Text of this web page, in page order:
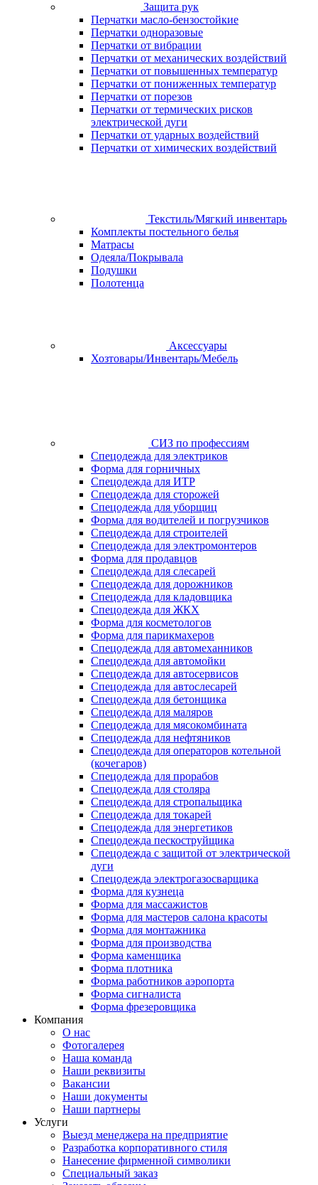
Защита рук
Перчатки масло-бензостойкие
Перчатки одноразовые
Перчатки от вибрации
Перчатки от механических воздействий
Перчатки от повышенных температур
Перчатки от пониженных температур
Перчатки от порезов
Перчатки от термических рисков
электрической дуги
Перчатки от ударных воздействий
Перчатки от химических воздействий
Текстиль/Мягкий инвентарь
Комплекты постельного белья
Матрасы
Одеяла/Покрывала
Подушки
Полотенца
Аксессуары
Хозтовары/Инвентарь/Мебель
СИЗ по профессиям
Спецодежда для электриков
Форма для горничных
Спецодежда для ИТР
Спецодежда для сторожей
Спецодежда для уборщиц
Форма для водителей и погрузчиков
Спецодежда для строителей
Спецодежда для электромонтеров
Форма для продавцов
Спецодежда для слесарей
Спецодежда для дорожников
Спецодежда для кладовщика
Спецодежда для ЖКХ
Форма для косметологов
Форма для парикмахеров
Спецодежда для автомеханников
Спецодежда для автомойки
Спецодежда для автосервисов
Спецодежда для автослесарей
Спецодежда для бетонщика
Спецодежда для маляров
Спецодежда для мясокомбината
Спецодежда для нефтяников
Спецодежда для операторов котельной
(кочегаров)
Спецодежда для прорабов
Спецодежда для столяра
Спецодежда для стропальщика
Спецодежда для токарей
Спецодежда для энергетиков
Спецодежда пескоструйщика
Спецодежда с защитой от электрической
дуги
Спецодежда электрогазосварщика
Форма для кузнеца
Форма для массажистов
Форма для мастеров салона красоты
Форма для монтажника
Форма для производства
Форма каменщика
Форма плотника
Форма работников аэропорта
Форма сигналиста
Форма фрезеровщика
Компания
О нас
Фотогалерея
Наша команда
Наши реквизиты
Вакансии
Наши документы
Наши партнеры
Услуги
Выезд менеджера на предприятие
Разработка корпоративного стиля
Нанесение фирменной символики
Специальный заказ